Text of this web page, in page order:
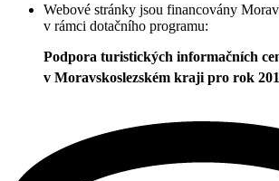
Webové stránky jsou financovány
v rámci dotačního programu:
Podpora turistických informačních
v Moravskoslezském kraji pro rok